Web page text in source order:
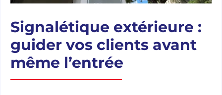
Signalétique extérieure :
guider vos clients avant
même l’entrée